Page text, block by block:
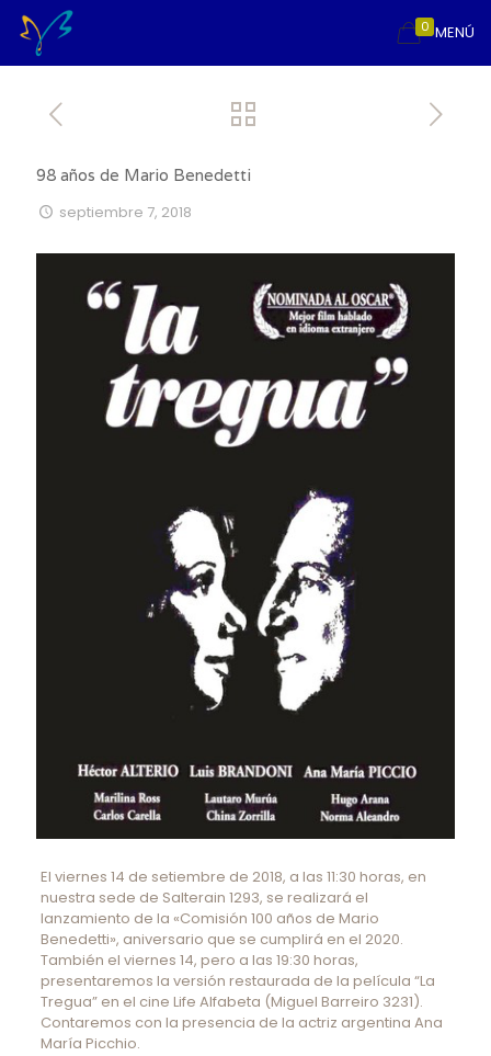
MENÚ
0
98 años de Mario Benedetti
septiembre 7, 2018
El viernes 14 de setiembre de 2018, a las 11:30 horas, en
nuestra sede de Salterain 1293, se realizará el
lanzamiento de la «Comisión 100 años de Mario
Benedetti», aniversario que se cumplirá en el 2020.
También el viernes 14, pero a las 19:30 horas,
presentaremos la versión restaurada de la película “La
Tregua” en el cine Life Alfabeta (Miguel Barreiro 3231).
Contaremos con la presencia de la actriz argentina Ana
María Picchio.